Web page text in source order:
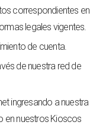
correspondientes en
legales vigentes.
de cuenta.
de nuestra red de
ingresando a nuestra
en nuestros Kioscos